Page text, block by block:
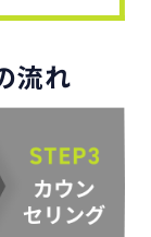
流れ